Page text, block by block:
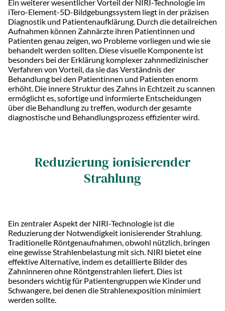
Ein weiterer wesentlicher Vorteil der NIRI-Technologie im
iTero-Element-5D-Bildgebungssystem liegt in der präzisen
Diagnostik und Patientenaufklärung. Durch die detailreichen
Aufnahmen können Zahnärzte ihren Patientinnen und
Patienten genau zeigen, wo Probleme vorliegen und wie sie
behandelt werden sollten. Diese visuelle Komponente ist
besonders bei der Erklärung komplexer zahnmedizinischer
Verfahren von Vorteil, da sie das Verständnis der
Behandlung bei den Patientinnen und Patienten enorm
erhöht. Die innere Struktur des Zahns in Echtzeit zu scannen
ermöglicht es, sofortige und informierte Entscheidungen
über die Behandlung zu treffen, wodurch der gesamte
diagnostische und Behandlungsprozess effizienter wird.
Reduzierung ionisierender
Strahlung
Ein zentraler Aspekt der NIRI-Technologie ist die
Reduzierung der Notwendigkeit ionisierender Strahlung.
Traditionelle Röntgenaufnahmen, obwohl nützlich, bringen
eine gewisse Strahlenbelastung mit sich. NIRI bietet eine
effektive Alternative, indem es detaillierte Bilder des
Zahninneren ohne Röntgenstrahlen liefert. Dies ist
besonders wichtig für Patientengruppen wie Kinder und
Schwangere, bei denen die Strahlenexposition minimiert
werden sollte.